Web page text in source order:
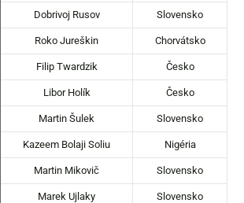
Dobrivoj Rusov Slovensko
Roko Jureškin Chorvátsko
Filip Twardzik Česko
Libor Holík Česko
Martin Šulek Slovensko
Kazeem Bolaji Soliu Nigéria
Martin Mikovič Slovensko
Marek Ujlaky Slovensko